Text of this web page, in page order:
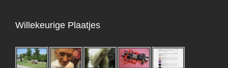
Willekeurige Plaatjes